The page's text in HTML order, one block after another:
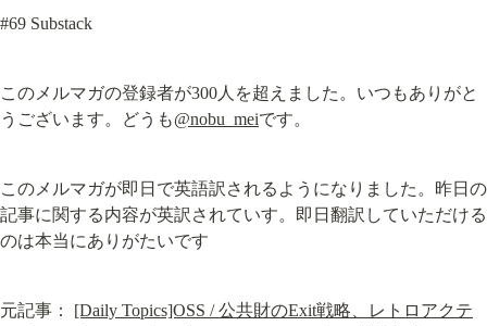
#69 Substack
このメルマガの登録者が300人を超えました。いつもありがと
うございます。どうも@nobu_meiです。
このメルマガが即日で英語訳されるようになりました。昨日の
記事に関する内容が英訳されていす。即日翻訳していただける
のは本当にありがたいです
元記事： [Daily Topics]OSS / 公共財のExit戦略、レトロアクテ